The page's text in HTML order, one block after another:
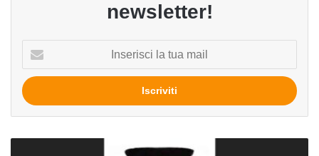
newsletter!
tua
mail